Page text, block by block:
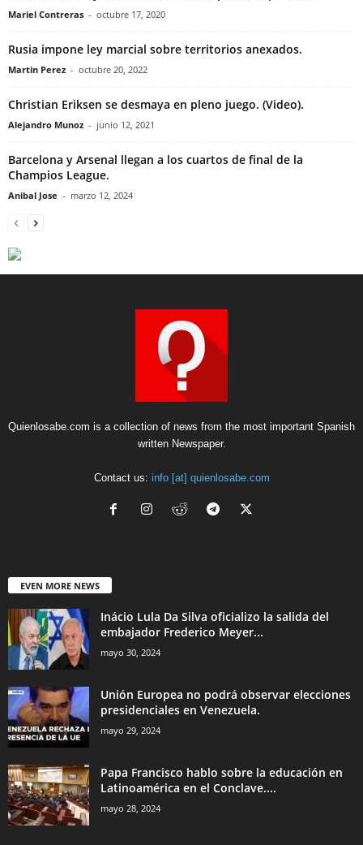
Mariel Contreras - octubre 17, 2020
Rusia impone ley marcial sobre territorios anexados.
Martin Perez - octubre 20, 2022
Christian Eriksen se desmaya en pleno juego. (Video).
Alejandro Munoz - junio 12, 2021
Barcelona y Arsenal llegan a los cuartos de final de la
Champios League.
Anibal Jose - marzo 12, 2024
Quienlosabe.com is a collection of news from the most important Spanish
written Newspaper.
Contact us: info [at] quienlosabe.com
EVEN MORE NEWS
Inácio Lula Da Silva oficializo la salida del
embajador Frederico Meyer...
mayo 30, 2024
Unión Europea no podrá observar elecciones
presidenciales en Venezuela.
mayo 29, 2024
Papa Francisco hablo sobre la educación en
Latinoamérica en el Conclave....
mayo 28, 2024